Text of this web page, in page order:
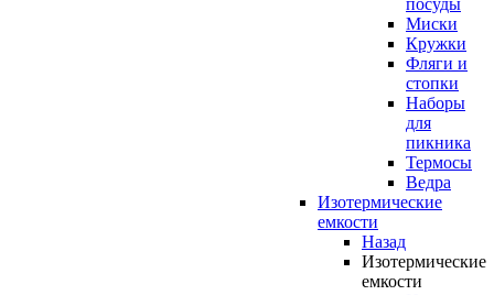
посуды
Миски
Кружки
Фляги и
стопки
Наборы
для
пикника
Термосы
Ведра
Изотермические
емкости
Назад
Изотермические
емкости